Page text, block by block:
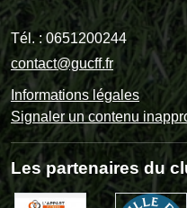
Tél. :0651200244
contact@gucff.fr
Informations légales
Signaler un contenu
Les partenaires du